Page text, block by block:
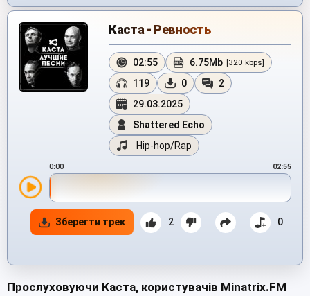
Каста - Ревность
02:55 6.75Mb [320 kbps]
119 0
2
29.03.2025
Shattered Echo
Hip-hop/Rap
0:00 02:55
Зберегти трек 2 0
Прослуховуючи Каста, користувачів Minatrix.FM